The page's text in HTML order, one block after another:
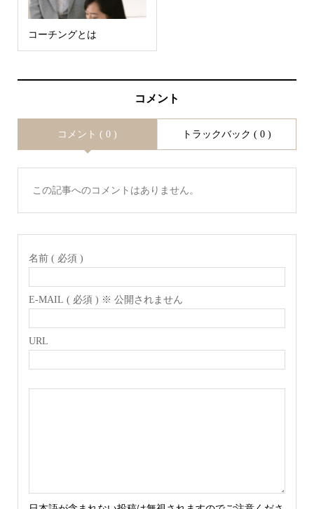
コーチングとは
コメント
コメント ( 0 ) トラックバック ( 0 )
この記事へのコメントはありません。
名前 ( 必須 )
E-MAIL ( 必須 ) ※ 公開されません
URL